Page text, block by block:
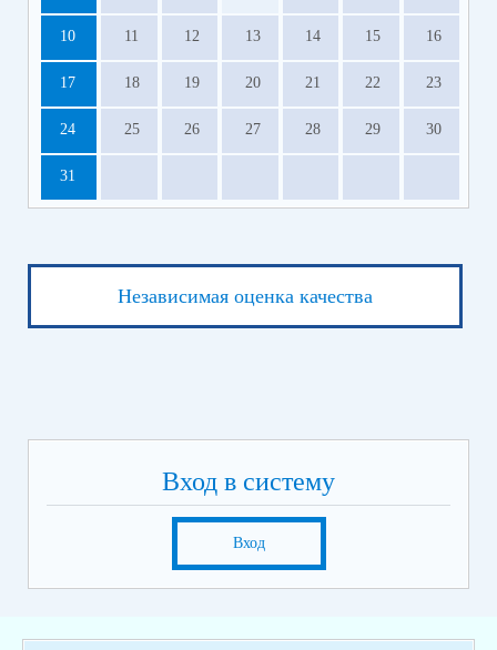
10 11 12 13 14 15 16
17 18 19 20 21 22 23
24 25 26 27 28 29 30
31
Независимая оценка качества
Вход в систему
Вход